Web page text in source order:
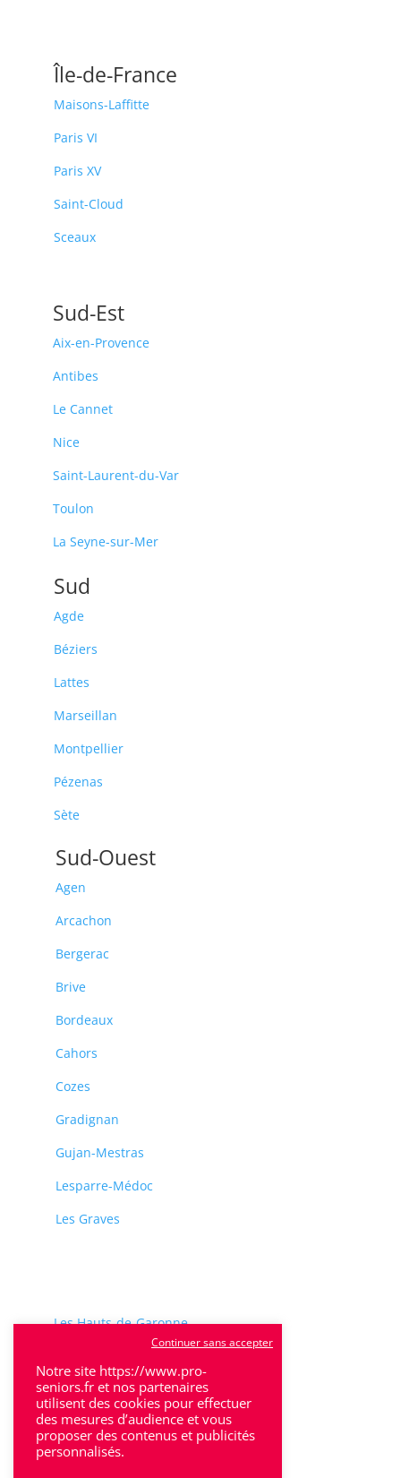
Île-de-France
Maisons-Laffitte
Paris VI
Paris XV
Saint-Cloud
Sceaux
Sud-Est
Aix-en-Provence
Antibes
Le Cannet
Nice
Saint-Laurent-du-Var
Toulon
La Seyne-sur-Mer
Sud
Agde
Béziers
Lattes
Marseillan
Montpellier
Pézenas
Sète
Sud-Ouest
Agen
Arcachon
Bergerac
Brive
Bordeaux
Cahors
Cozes
Gradignan
Gujan-Mestras
Lesparre-Médoc
Les Graves
Les Hauts-de-Garonne
Médoc
Perigueux
Saintes
Notre site https://www.pro-
seniors.fr et nos partenaires
utilisent des cookies pour effectuer
des mesures d’audience et vous
proposer des contenus et publicités
personnalisés.
Continuer sans accepter